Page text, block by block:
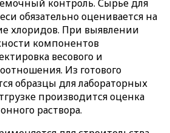
контроль. Сырье для
обязательно оценивается на
хлоридов. При выявлении
компонентов
весового и
Из готового
образцы для лабораторных
производится оценка
раствора.